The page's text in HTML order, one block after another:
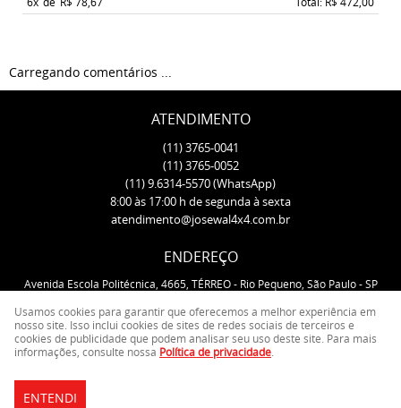
Carregando comentários ...
ATENDIMENTO
(11)3765-0041
(11)3765-0052
(11)9.6314-5570(WhatsApp)
8:00 às 17:00 h de segunda à sexta
atendimento@josewal4x4.com.br
ENDEREÇO
Avenida Escola Politécnica, 4665, TÉRREO- Rio Pequeno, São Paulo-SP
LOJA VIRTUAL CRIADA POR
Usamos cookies para garantir que oferecemos a melhor experiência em
nosso site. Isso inclui cookies de sites de redes sociais de terceiros e
cookies de publicidade que podem analisar seu uso deste site. Para mais
informações, consulte nossa Política de privacidade
ENTENDI